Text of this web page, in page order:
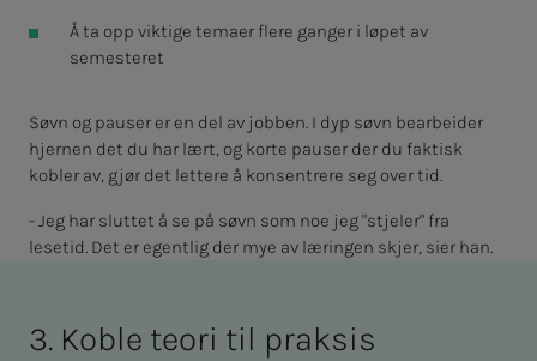
Å ta opp viktige temaer flere ganger i løpet av
semesteret
Søvn og pauser er en del av jobben. I dyp søvn bearbeider
hjernen det du har lært, og korte pauser der du faktisk
kobler av, gjør det lettere å konsentrere seg over tid.
- Jeg har sluttet å se på søvn som noe jeg "stjeler" fra
lesetid. Det er egentlig der mye av læringen skjer, sier han.
3. Kob­­­­­le teori til prak­­­sis